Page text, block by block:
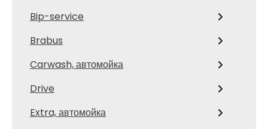
Bip-service
Brabus
Carwash, автомойка
Drive
Extra, автомойка